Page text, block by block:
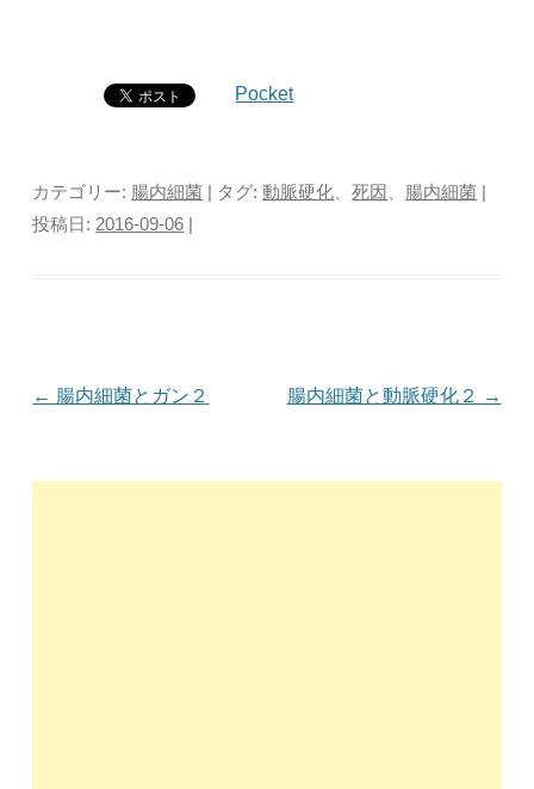
Pocket
カテゴリー: 腸内細菌 | タグ:動脈硬化、死因 、 腸内細菌
投稿日:2016-09-06
投
← 腸内細菌とガン２ 腸内細菌と動脈硬化２ →